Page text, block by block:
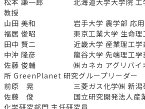
松本 謙一郎 北海道大学大学院 工学
教授
山田 美和 岩手大学 農学部 応用生
福居 俊昭 東京工業大学 生命理工
田中 賢二 近畿大学 産業理工学
中沖 隆彦 龍谷大学 先端理工学部
佐藤 俊輔 ㈱カネカ アグリバイオ
所 GreenPlanet 研究グループリーダー
前原 晃 三菱ガス化学㈱ 新潟研
佐藤 俊 国立研究開発法人産業技